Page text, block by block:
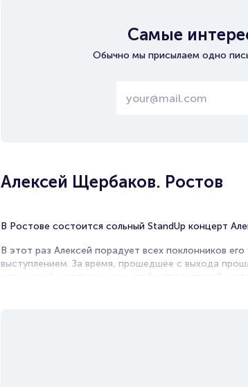
Самые
Обычно мы присылаем одно
Алексей Щербаков. Ростов
В Ростове состоится сольный StandUp концерт
В этот раз Алексей порадует всех поклонников
выступлением. За время, прошедшее с выхода
новых идей, интересных мыслей и впечатлений,